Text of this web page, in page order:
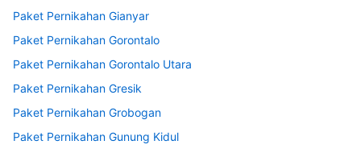
Paket Pernikahan Gianyar
Paket Pernikahan Gorontalo
Paket Pernikahan Gorontalo Utara
Paket Pernikahan Gresik
Paket Pernikahan Grobogan
Paket Pernikahan Gunung Kidul